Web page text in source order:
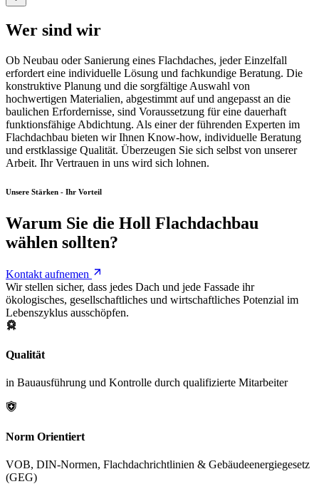
Wer sind wir
Ob Neubau oder Sanierung eines Flachdaches, jeder Einzelfall
erfordert eine individuelle Lösung und fachkundige Beratung. Die
konstruktive Planung und die sorgfältige Auswahl von
hochwertigen Materialien, abgestimmt auf und angepasst an die
baulichen Erfordernisse, sind Voraussetzung für eine dauerhaft
funktionsfähige Abdichtung. Als einer der führenden Experten im
Flachdachbau bieten wir Ihnen Know-how, individuelle Beratung
und erstklassige Qualität. Überzeugen Sie sich selbst von unserer
Arbeit. Ihr Vertrauen in uns wird sich lohnen.
Unsere Stärken - Ihr Vorteil
Warum Sie die Holl Flachdachbau
wählen sollten?
Kontakt aufnemen
Wir stellen sicher, dass jedes Dach und jede Fassade ihr
ökologisches, gesellschaftliches und wirtschaftliches Potenzial im
Lebenszyklus ausschöpfen.
Qualität
in Bauausführung und Kontrolle durch qualifizierte Mitarbeiter
Norm Orientiert
VOB, DIN-Normen, Flachdachrichtlinien & Gebäudeenergiegesetz
(GEG)